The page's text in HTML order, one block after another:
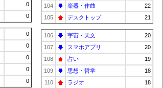
0
0
0
0
0
0
0
104
楽器・作曲
22
105
デスクトップ 21
106 宇宙・天文
20
107
スマホアプリ
20
108
占い
19
109
思想・哲学
18
110
ラジオ 18